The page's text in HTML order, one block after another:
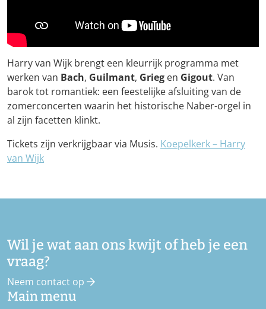
Harry van Wijk brengt een kleurrijk programma met
werken van Bach, Guilmant, Grieg en Gigout. Van
barok tot romantiek: een feestelijke afsluiting van de
zomerconcerten waarin het historische Naber-orgel in
al zijn facetten klinkt.
Tickets zijn verkrijgbaar via Musis. Koepelkerk – Harry
van Wijk
Wil je wat aan ons kwijt of heb je een
vraag?
Neem contact op
Main menu